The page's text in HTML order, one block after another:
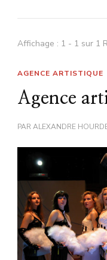
Affichage : 1 - 1 sur 1
AGENCE ARTISTIQUE
Agence
PARALEXANDRE